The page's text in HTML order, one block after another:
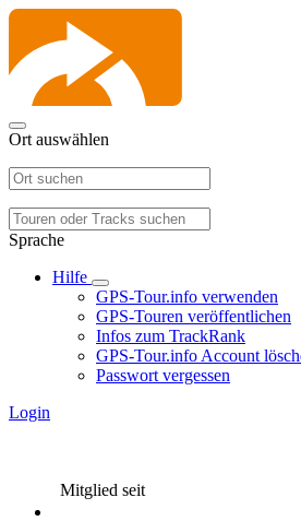
Ort auswählen
Sprache
Hilfe
GPS-Tour.info verwenden
GPS-Touren veröffentlichen
Infos zum TrackRank
GPS-Tour.info Account
Passwort vergessen
Login
Mitglied seit